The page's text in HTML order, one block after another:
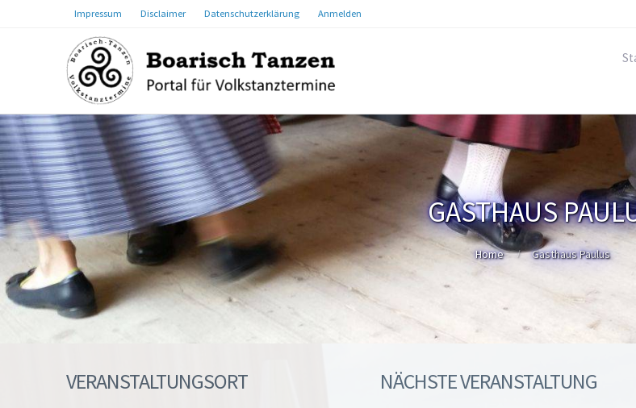
Impressum Disclaimer Datenschutzerklärung Anmelden
GASTHAUS
Home Gasthaus Paulus
VERANSTALTUNGSORT NÄCHSTE VERANSTALTUNG